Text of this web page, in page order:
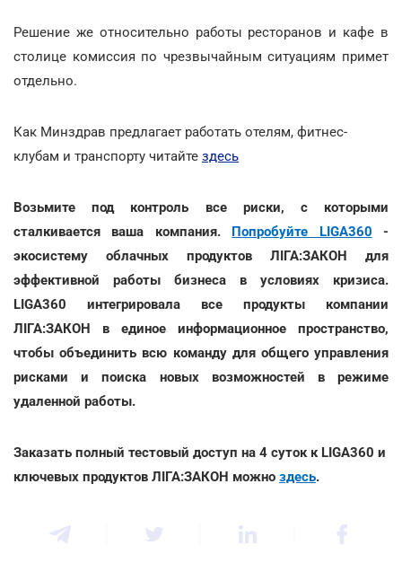
Решение же относительно работы ресторанов и кафе в
столице комиссия по чрезвычайным ситуациям примет
отдельно.
Как Минздрав предлагает работать отелям, фитнес-
клубам и транспорту читайте здесь
Возьмите под контроль все риски, с которыми
сталкивается ваша компания. Попробуйте LIGA360 -
экосистему облачных продуктов ЛІГА:ЗАКОН для
эффективной работы бизнеса в условиях кризиса.
LIGA360 интегрировала все продукты компании
ЛІГА:ЗАКОН в единое информационное пространство,
чтобы объединить всю команду для общего управления
рисками и поиска новых возможностей в режиме
удаленной работы.
Заказать полный тестовый доступ на 4 суток к LIGA360 и
ключевых продуктов ЛІГА:ЗАКОН можно здесь.